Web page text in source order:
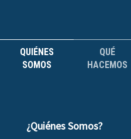
QUIÉNES
SOMOS
QUÉ
HACEMOS
¿Quiénes Somos?